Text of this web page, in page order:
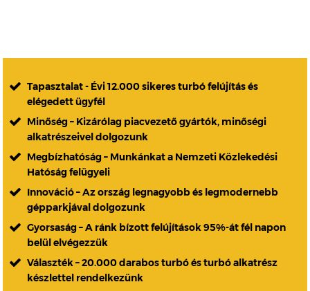
Tapasztalat - Évi 12.000 sikeres turbó felújítás és
elégedett ügyfél
Minőség – Kizárólag piacvezető gyártók, minőségi
alkatrészeivel dolgozunk
Megbízhatóság – Munkánkat a Nemzeti Közlekedési
Hatóság felügyeli
Innováció – Az ország legnagyobb és legmodernebb
gépparkjával dolgozunk
Gyorsaság – A ránk bízott felújítások 95%-át fél napon
belül elvégezzük
Választék – 20.000 darabos turbó és turbó alkatrész
készlettel rendelkezünk